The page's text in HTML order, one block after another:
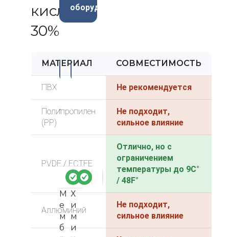
кислота
30%
МАТЕРИАЛ СОВМЕСТИМОСТЬ
ПВХ Не рекомендуется
Полипропилен
(PP)
Не подходит,
сильное влияние
PVDF / ECTFE
Отлично, но с
ограничением
температуры до 9C°
/ 48F°
Аллюминий
Не подходит,
сильное влияние
оборудования
-3
3%
М
е
м
б
-3
4%
Х
и
м
и